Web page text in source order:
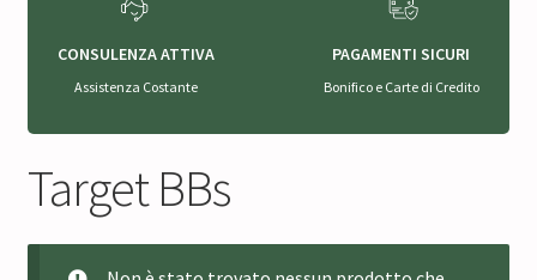
CONSULENZA ATTIVA
Assistenza Costante
PAGAMENTI SICURI
Bonifico e Carte di Credito
Target BBs